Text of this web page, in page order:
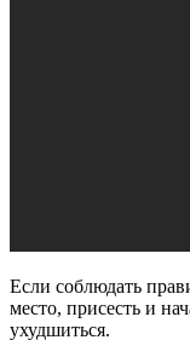
Если соблюдать
место, присесть и
ухудшиться.